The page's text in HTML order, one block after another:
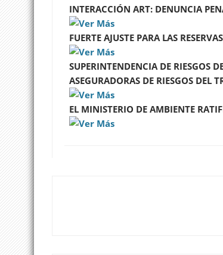
INTERACCIÓN ART: DENUNCIA
FUERTE AJUSTE PARA LAS
SUPERINTENDENCIA DE RIESGOS
ASEGURADORAS DE RIESGOS DEL
EL MINISTERIO DE AMBIENTE